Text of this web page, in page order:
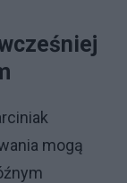
mogą